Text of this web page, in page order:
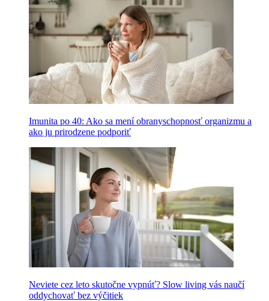
Imunita po 40: Ako sa mení obranyschopnosť organizmu a
ako ju prirodzene podporiť
Neviete cez leto skutočne vypnúť? Slow living vás naučí
oddychovať bez výčitiek